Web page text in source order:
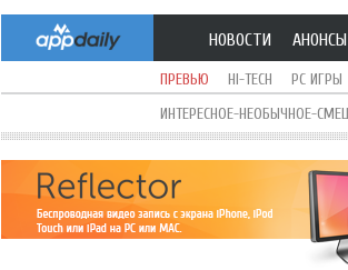
НОВОСТИ АНОНСЫ
ПРЕВЬЮ HI-TECH PC ИГРЫ
ИНТЕРЕСНОЕ-НЕОБЫЧНОЕ-